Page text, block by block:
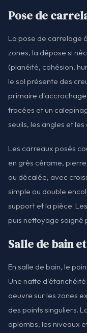
Pose de
La pose de carrelage
zones, la dépose si
(planéité, cohésion,
le sol présente des
primaire
tracées et un
seuils, les angles et
Les carreaux posés
en grès cérame,
ou décalée, avec
simple ou double
support et la pièce.
puis nettoyage soigné
Salle de bain
En salle de bain, le
Une natte
oeuvre sur les zones
des points singuliers.
aplombs, les niveaux